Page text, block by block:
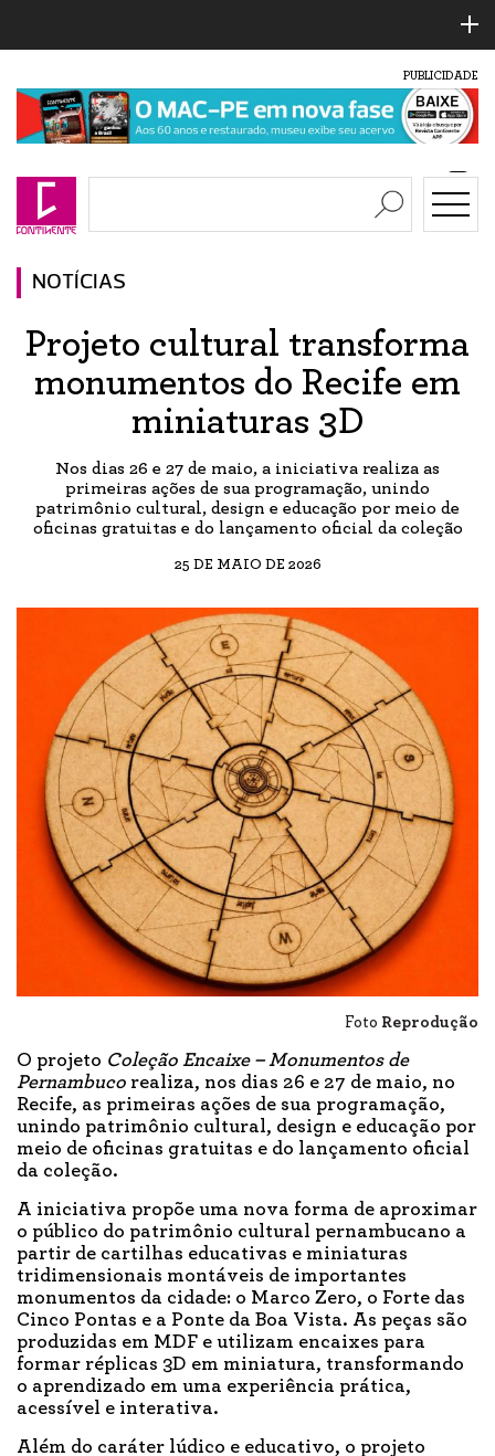
PUBLICIDADE
NOTÍCIAS
Projeto cultural transforma
monumentos do Recife em
miniaturas 3D
Nos dias 26 e 27 de maio, a iniciativa realiza as
primeiras ações de sua programação, unindo
patrimônio cultural, design e educação por meio de
oficinas gratuitas e do lançamento oficial da coleção
25 DE MAIO DE 2026
Foto Reprodução
O projeto Coleção Encaixe – Monumentos de
Pernambuco realiza, nos dias 26 e 27 de maio, no
Recife, as primeiras ações de sua programação,
unindo patrimônio cultural, design e educação por
meio de oficinas gratuitas e do lançamento oficial
da coleção.
A iniciativa propõe uma nova forma de aproximar
o público do patrimônio cultural pernambucano a
partir de cartilhas educativas e miniaturas
tridimensionais montáveis de importantes
monumentos da cidade: o Marco Zero, o Forte das
Cinco Pontas e a Ponte da Boa Vista. As peças são
produzidas em MDF e utilizam encaixes para
formar réplicas 3D em miniatura, transformando
o aprendizado em uma experiência prática,
acessível e interativa.
Além do caráter lúdico e educativo, o projeto